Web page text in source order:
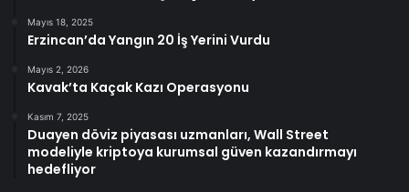
Mayıs 18, 2025
Erzincan’da Yangın 20 İş Yerini Vurdu
Mayıs 2, 2026
Kavak’ta Kaçak Kazı Operasyonu
Kasım 7, 2025
Duayen döviz piyasası uzmanları, Wall Street
modeliyle kriptoya kurumsal güven kazandırmayı
hedefliyor